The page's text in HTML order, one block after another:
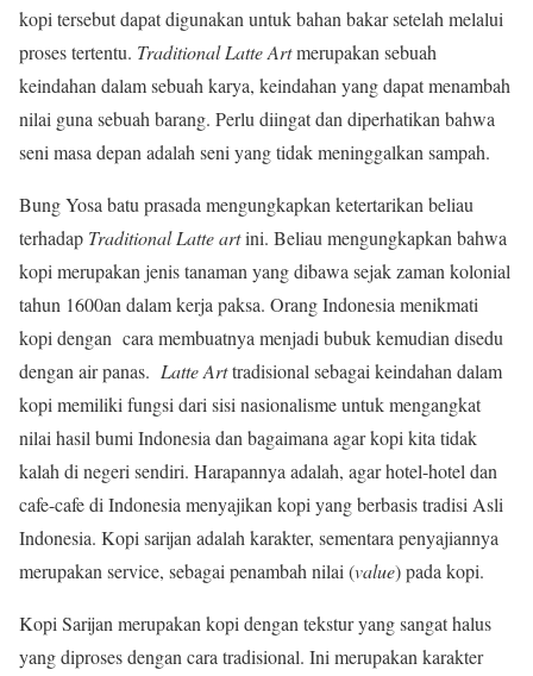
kopi tersebut dapat digunakan untuk bahan bakar setelah melalui
proses tertentu. TraditionalLatte Artmerupakan sebuah
keindahan dalam sebuah karya, keindahan yang dapat menambah
nilai guna sebuah barang. Perlu diingat dan diperhatikan bahwa
seni masa depan adalah seni yang tidak meninggalkan sampah.
Bung Yosa batu prasada mengungkapkan ketertarikan beliau
terhadap TraditionalLatte artini. Beliau mengungkapkan bahwa
kopi merupakan jenis tanaman yang dibawa sejak zaman kolonial
tahun 1600an dalam kerja paksa. Orang Indonesia menikmati
kopi dengan cara membuatnya menjadi bubuk kemudian disedu
dengan air panas. Latte Arttradisional sebagai keindahan dalam
kopi memiliki fungsi dari sisi nasionalisme untuk mengangkat
nilai hasil bumi Indonesia dan bagaimana agar kopi kita tidak
kalah di negeri sendiri. Harapannya adalah, agar hotel-hotel dan
cafe-cafe di Indonesia menyajikan kopi yang berbasis tradisi Asli
Indonesia. Kopi sarijan adalah karakter, sementara penyajiannya
merupakan service, sebagai penambah nilai (value) pada kopi.
Kopi Sarijan merupakan kopi dengan tekstur yang sangat halus
yang diproses dengan cara tradisional. Ini merupakan karakter